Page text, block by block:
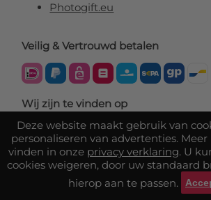
Deze website maakt gebruik van
personaliseren van advertenties.
vinden in onze privacy verklaring. U
cookies weigeren, door uw standaard
hierop aan te passen.
Photogift.eu
Veilig & Vertrouwd betalen
Wij zijn te vinden op